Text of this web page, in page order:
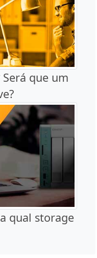
Será que um
qual storage